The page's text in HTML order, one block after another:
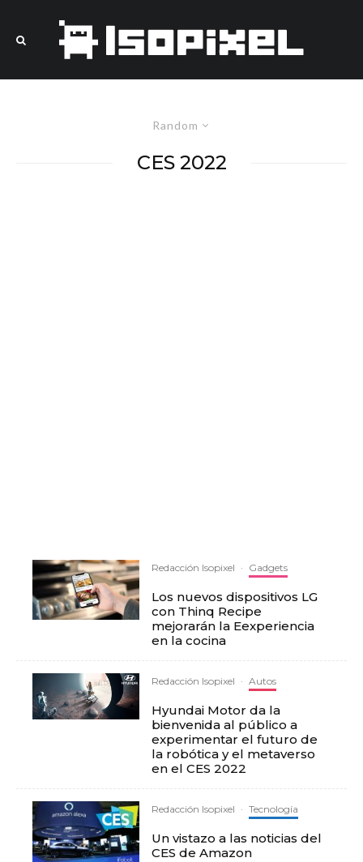
Random
CES 2022
Redacción Isopixel · Gadgets
Los nuevos dispositivos LG
con Thinq Recipe
mejorarán la Eexperiencia
en la cocina
Redacción Isopixel · Autos
Hyundai Motor da la
bienvenida al público a
experimentar el futuro de
la robótica y el metaverso
en el CES 2022
Redacción Isopixel · Tecnología
Un vistazo a las noticias del
CES de Amazon